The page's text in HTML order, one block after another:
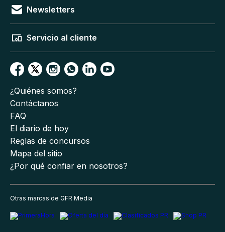
Newsletters
Servicio al cliente
¿Quiénes somos?
Contáctanos
FAQ
El diario de hoy
Reglas de concursos
Mapa del sitio
¿Por qué confiar en nosotros?
Otras marcas de GFR Media